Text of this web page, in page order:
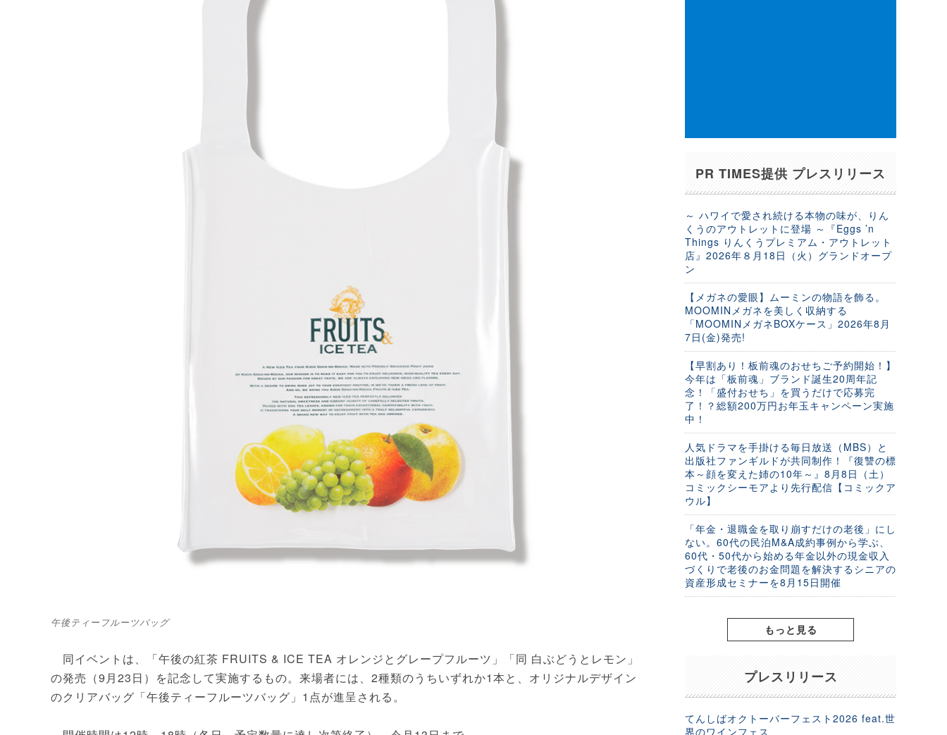
午後ティーフルーツバッグ
同イベントは、「午後の紅茶 FRUITS & ICE TEA オレンジとグレープフルーツ」「同 白ぶどうとレモン」
の発売（9月23日）を記念して実施するもの。来場者には、2種類のうちいずれか1本と、オリジナルデザイン
のクリアバッグ「午後ティーフルーツバッグ」1点が進呈される。
PR TIMES提供 プレスリリース
～ ハワイで愛され続ける本物の味が、りん
くうのアウトレットに登場 ～『Eggs ’n
Things りんくうプレミアム・アウトレット
店』2026年８月18日（火）グランドオープ
ン
【メガネの愛眼】ムーミンの物語を飾る。
MOOMINメガネを美しく収納する
「MOOMINメガネBOXケース」2026年8月
7日(金)発売!
【早割あり！板前魂のおせちご予約開始！】
今年は「板前魂」ブランド誕生20周年記
念！「盛付おせち」を買うだけで応募完
了！？総額200万円お年玉キャンペーン実施
中！
人気ドラマを手掛ける毎日放送（MBS）と
出版社ファンギルドが共同制作！『復讐の標
本～顔を変えた姉の10年～』8月8日（土）
コミックシーモアより先行配信【コミックア
ウル】
「年金・退職金を取り崩すだけの老後」にし
ない。60代の民泊M&A成約事例から学ぶ、
60代・50代から始める年金以外の現金収入
づくりで老後のお金問題を解決するシニアの
資産形成セミナーを8月15日開催
もっと見る
プレスリリース
てんしばオクトーバーフェスト2026 feat.世
界のワインフェス